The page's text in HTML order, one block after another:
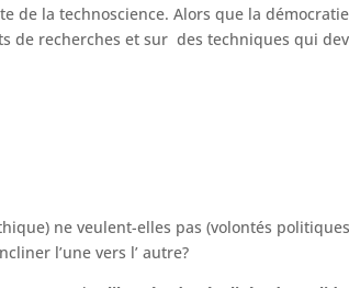
de la technoscience. Alors que la
de recherches et sur des techniques qui
ne veulent-elles pas (volontés
l’une vers l’ autre?